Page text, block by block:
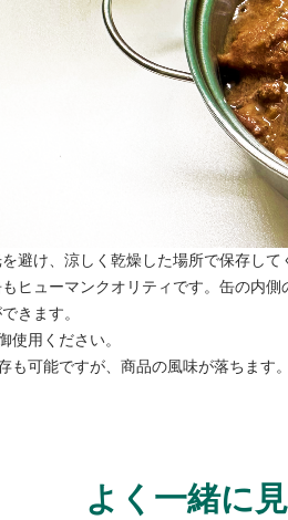
避け、涼しく乾燥した場所で保存して
ヒューマンクオリティです。缶の内
きます。
使用ください。
も可能ですが、商品の風味が落ちます
よく一緒に